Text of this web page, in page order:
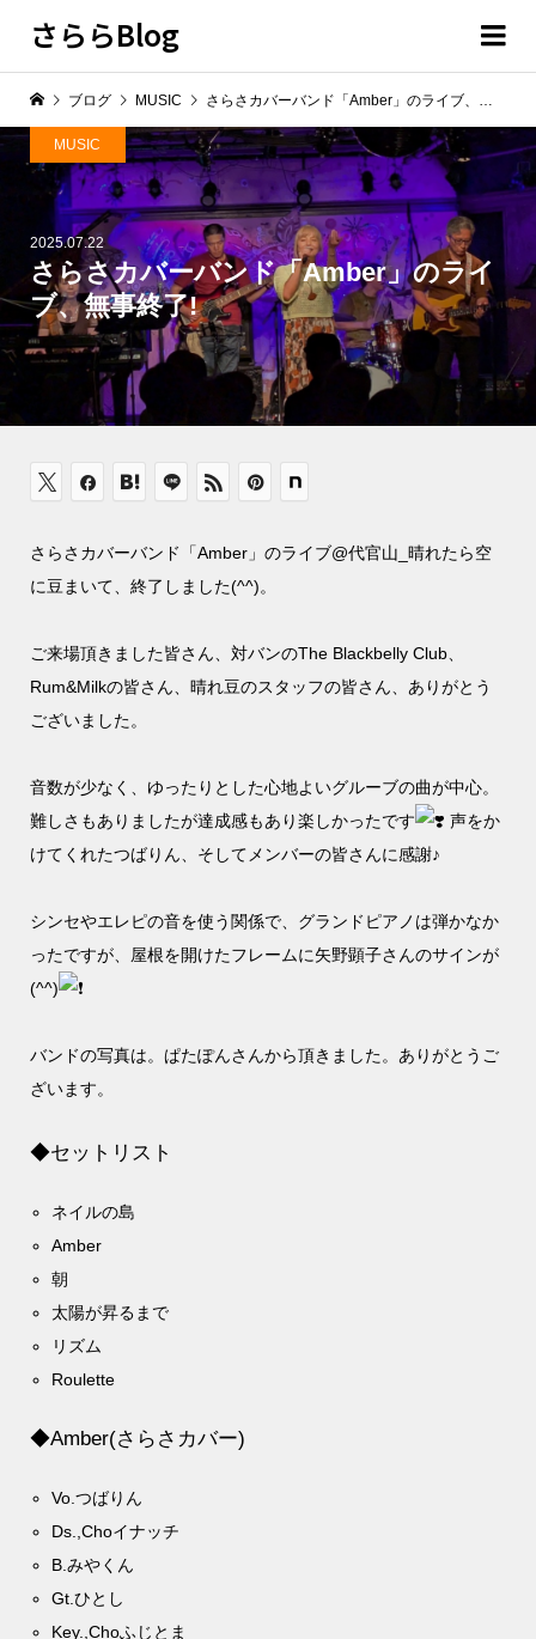
さららBlog
2025.07.22
さらさカバーバンド「Amber」のライ
ブ、無事終了!
MUSIC
ブログ MUSIC さらさカバーバンド「Amber」のライブ、無事終了!
さらさカバーバンド「Amber」のライブ@代官山_晴れたら空
に豆まいて、終了しました(^^)。
ご来場頂きました皆さん、対バンのThe Blackbelly Club、
Rum&Milkの皆さん、晴れ豆のスタッフの皆さん、ありがとう
ございました。
音数が少なく、ゆったりとした心地よいグルーブの曲が中心。
難しさもありましたが達成感もあり楽しかったです
声をか
けてくれたつばりん、そしてメンバーの皆さんに感謝♪
シンセやエレピの音を使う関係で、グランドピアノは弾かなか
ったですが、屋根を開けたフレームに矢野顕子さんのサインが
(^^)
バンドの写真は。ぱたぽんさんから頂きました。ありがとうご
ざいます。
◆セットリスト
ネイルの島
Amber
朝
太陽が昇るまで
リズム
Roulette
◆Amber(さらさカバー)
Vo.つばりん
Ds.,Choイナッチ
B.みやくん
Gt.ひとし
Key.,Choふじとま